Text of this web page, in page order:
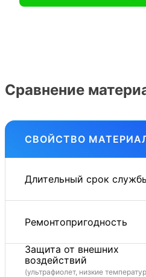
Сравнение
СВОЙСТВО
Длительный срок
Ремонтопригодность
Защита от внешних
воздействий
(ультрафиолет, низкие